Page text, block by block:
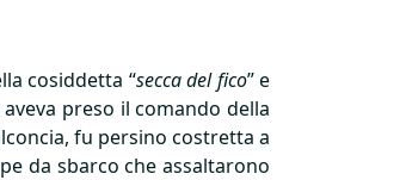
cosiddetta “secca del fico” e
preso il comando della
fu persino costretta a
da sbarco che assaltarono